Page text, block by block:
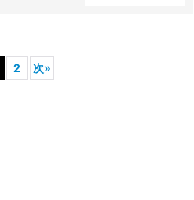
2 次»